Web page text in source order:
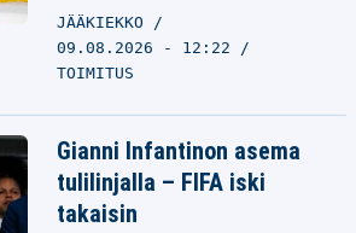
JÄÄKIEKKO
09.08.2026 - 12:22
TOIMITUS
Gianni Infantinon asema
tulilinjalla – FIFA iski
takaisin